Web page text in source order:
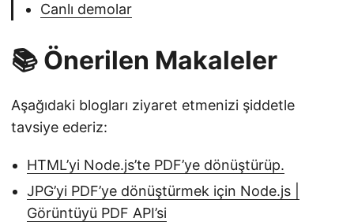
Canlı demolar
📚 Önerilen Makaleler
Aşağıdaki blogları ziyaret etmenizi şiddetle
tavsiye ederiz:
HTML’yi Node.js’te PDF’ye dönüştürüp.
JPG’yi PDF’ye dönüştürmek için Node.js |
Görüntüyü PDF API’si